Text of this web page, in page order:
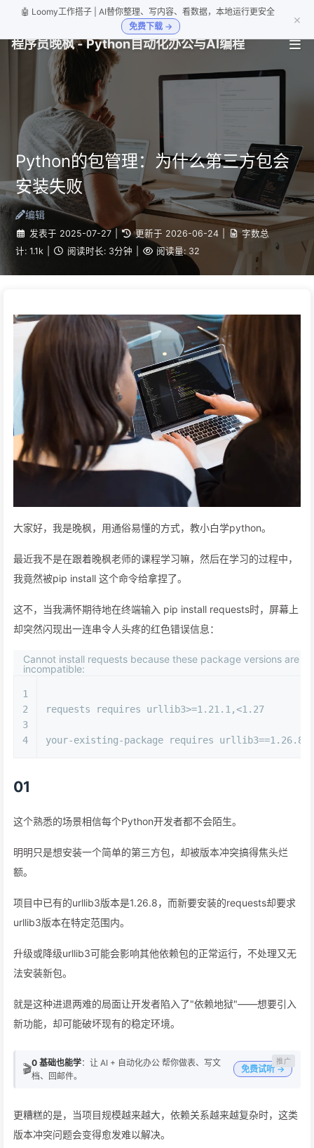
🤖 Loomy工作搭子 | AI替你整理、写内容、看数据，本地运行更安全
免费下载 →
×
程序员晚枫 - Python自动化办公与AI编程
Python的包管理：为什么第三方包会
安装失败
编辑
发表于 2025-07-27 更新于 2026-06-24
字数总
计: 1.1k 阅读时长: 3分钟 阅读量: 32
大家好，我是晚枫，用通俗易懂的方式，教小白学python。
最近我不是在跟着晚枫老师的课程学习嘛，然后在学习的过程中，
我竟然被pip install 这个命令给拿捏了。
这不，当我满怀期待地在终端输入 pip install requests时，屏幕上
却突然闪现出一连串令人头疼的红色错误信息：
Cannot install requests because these package versions are
incompatible:
1
2
3
4
requests requires urllib3>=1.21.1,<1.27
your-existing-package requires urllib3==1.26.8
01
这个熟悉的场景相信每个Python开发者都不会陌生。
明明只是想安装一个简单的第三方包，却被版本冲突搞得焦头烂
额。
项目中已有的urllib3版本是1.26.8，而新要安装的requests却要求
urllib3版本在特定范围内。
升级或降级urllib3可能会影响其他依赖包的正常运行，不处理又无
法安装新包。
就是这种进退两难的局面让开发者陷入了"依赖地狱"——想要引入
新功能，却可能破坏现有的稳定环境。
🎬0 基础也能学：让 AI + 自动化办公 帮你做表、写文
档、回邮件。
免费试听 →
更糟糕的是，当项目规模越来越大，依赖关系越来越复杂时，这类
版本冲突问题会变得愈发难以解决。